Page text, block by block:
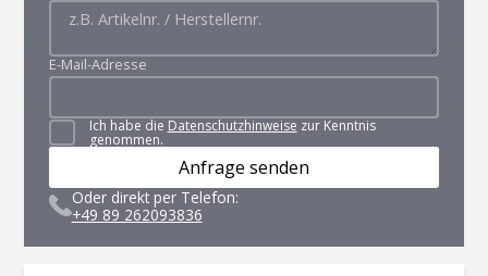
E-Mail-Adresse
Ich habe die Datenschutzhinweise zur Kenntnis
genommen.
Anfrage senden
Oder direkt per Telefon:
+49 89 262093836